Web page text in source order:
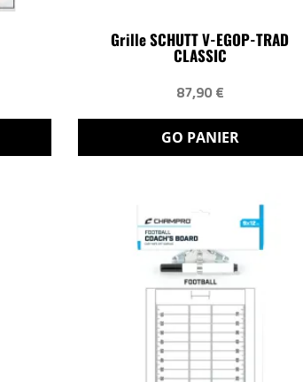
Grille SCHUTT V-EGOP-TRAD
CLASSIC
87,90 €
GO PANIER